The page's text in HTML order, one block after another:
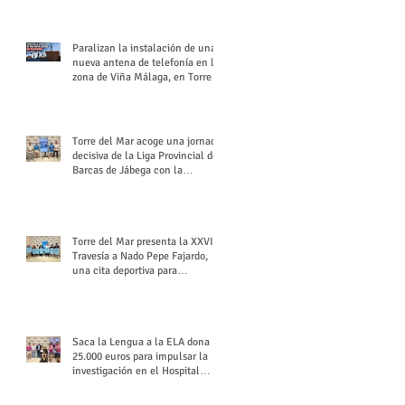
Paralizan la instalación de una
nueva antena de telefonía en la
zona de Viña Málaga, en Torre
Torre del Mar acoge una jornada
decisiva de la Liga Provincial de
Barcas de Jábega con la
Torre del Mar presenta la XXVI
Travesía a Nado Pepe Fajardo,
una cita deportiva para
Saca la Lengua a la ELA dona
25.000 euros para impulsar la
investigación en el Hospital